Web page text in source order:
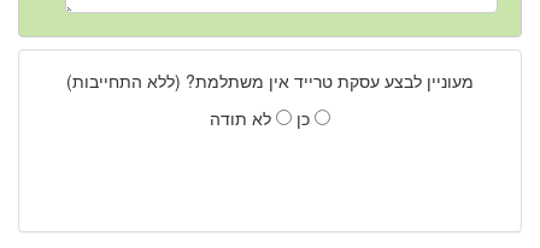
מעוניין לבצע עסקת טרייד אין משתלמת? (ללא התחייבות)
כן
לא תודה